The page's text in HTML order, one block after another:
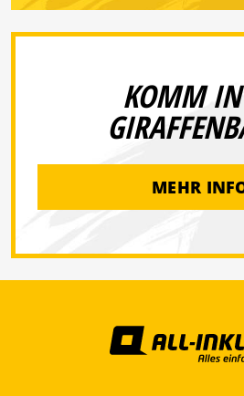
KOMM
MEHR